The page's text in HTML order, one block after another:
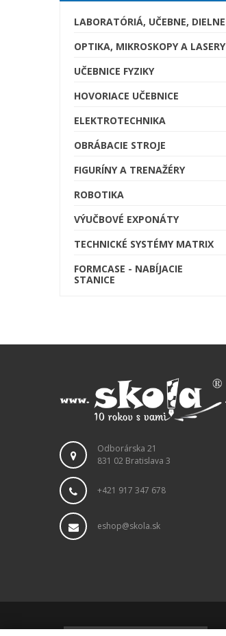
LABORATÓRIÁ, UČEBNE, DIELNE
OPTIKA, MIKROSKOPY A LASERY
UČEBNICE FYZIKY
HOVORIACE UČEBNICE
ELEKTROTECHNIKA
OBRÁBACIE STROJE
FIGURÍNY A TRENAŽÉRY
ROBOTIKA
VÝUČBOVÉ EXPONÁTY
TECHNICKÉ SYSTÉMY MATRIX
FORMCASE - NABÍJACIE
STANICE
Odborárska 21
831 02 Bratislava 3
+421 917 347 678
eshop@skola.sk